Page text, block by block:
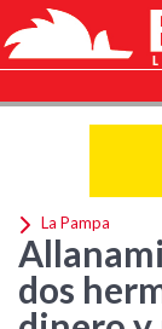
La Pampa
dos